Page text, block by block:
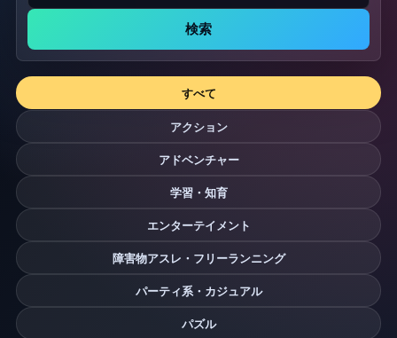
検索
すべて
アクション
アドベンチャー
学習・知育
エンターテイメント
障害物アスレ・フリーランニング
パーティ系・カジュアル
パズル